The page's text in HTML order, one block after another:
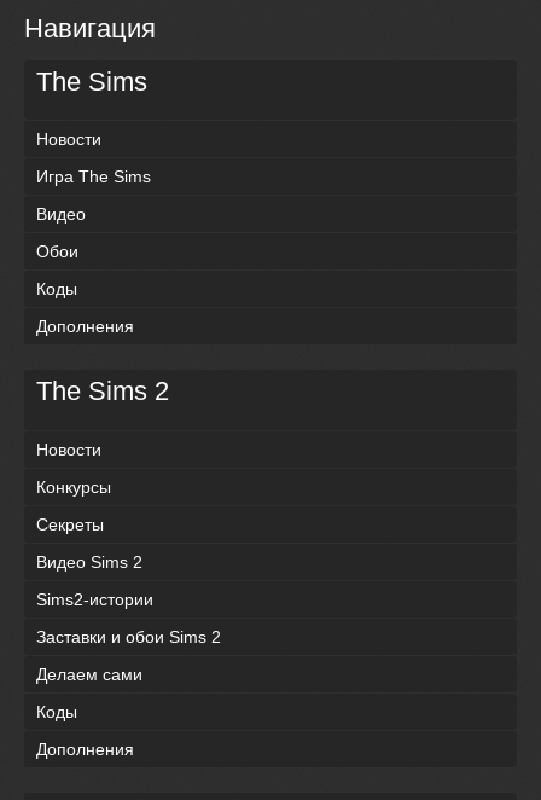
Навигация
The Sims
Новости
Игра The Sims
Видео
Обои
Коды
Дополнения
The Sims 2
Новости
Конкурсы
Секреты
Видео Sims 2
Sims2-истории
Заставки и обои Sims 2
Делаем сами
Коды
Дополнения